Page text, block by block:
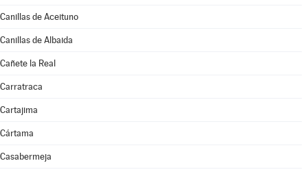
Canillas de Aceituno
Canillas de Albaida
Cañete la Real
Carratraca
Cartajima
Cártama
Casabermeja